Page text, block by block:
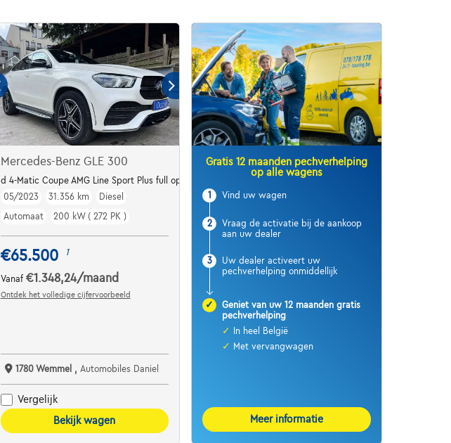
Mercedes-Benz GLE 300
d 4-Matic Coupe AMG Line Sport Plus full option
05/2023
31.356 km
Diesel
Automaat
200 kW ( 272 PK )
€65.500 1
Vanaf €1.348,24/maand
Ontdek het volledige cijfervoorbeeld
1780 Wemmel , Automobiles Daniel
Vergelijk
Bekijk wagen
Gratis 12 maanden pechverhelping
op alle wagens
1 Vind uw wagen
2
Vraag de activatie bij de aankoop
aan uw dealer
3
Uw dealer activeert uw
pechverhelping onmiddellijk
✓
Geniet van uw 12 maanden gratis
pechverhelping
✓
In heel België
✓ Met vervangwagen
Meer informatie